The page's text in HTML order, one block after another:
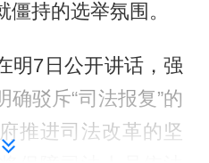
持的选举氛围。
明7日公开讲话，强
驳斥“司法报复”的
推进司法改革的坚